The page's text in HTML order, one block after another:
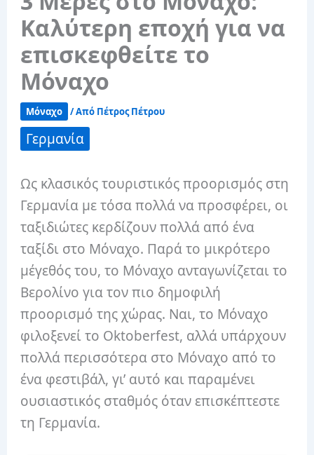
Καλύτερη εποχή για να
επισκεφθείτε το
Μόναχο
Μόναχο / Από Πέτρος Πέτρου
Γερμανία
Ως κλασικός τουριστικός προορισμός στη
Γερμανία με τόσα πολλά να προσφέρει, οι
ταξιδιώτες κερδίζουν πολλά από ένα
ταξίδι στο Μόναχο. Παρά το μικρότερο
μέγεθός του, το Μόναχο ανταγωνίζεται το
Βερολίνο για τον πιο δημοφιλή
προορισμό της χώρας. Ναι, το Μόναχο
φιλοξενεί το Oktoberfest, αλλά υπάρχουν
πολλά περισσότερα στο Μόναχο από το
ένα φεστιβάλ, γι’ αυτό και παραμένει
ουσιαστικός σταθμός όταν επισκέπτεστε
τη Γερμανία.